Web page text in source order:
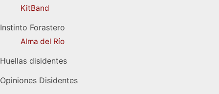
KitBand
Instinto Forastero
Alma del Río
Huellas disidentes
Opiniones Disidentes